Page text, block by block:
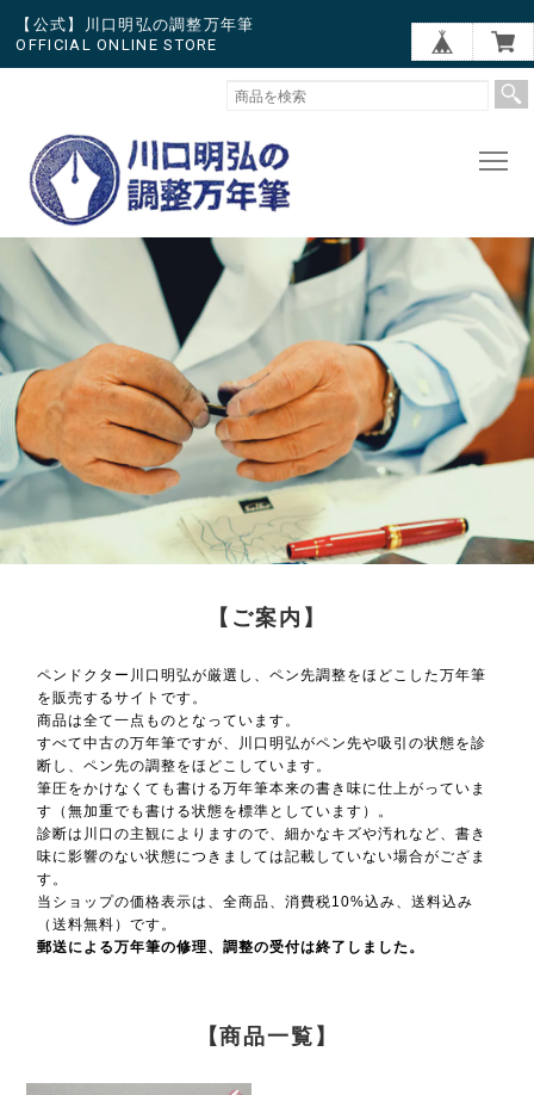
【公式】川口明弘の調整万年筆
OFFICIAL ONLINE STORE
【ご案内】
ペンドクター川口明弘が厳選し、ペン先調整をほどこした万年筆
を販売するサイトです。
商品は全て一点ものとなっています。
すべて中古の万年筆ですが、川口明弘がペン先や吸引の状態を診
断し、ペン先の調整をほどこしています。
筆圧をかけなくても書ける万年筆本来の書き味に仕上がっていま
す（無加重でも書ける状態を標準としています）。
診断は川口の主観によりますので、細かなキズや汚れなど、書き
味に影響のない状態につきましては記載していない場合がござま
す。
当ショップの価格表示は、全商品、消費税10%込み、送料込み
（送料無料）です。
郵送による万年筆の修理、調整の受付は終了しました。
【商品一覧】